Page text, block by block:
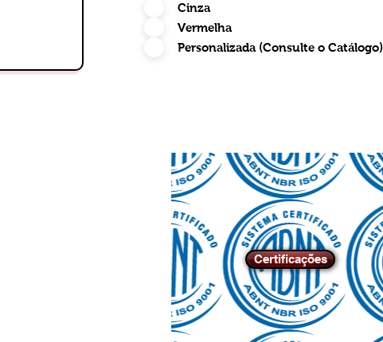
Cinza
Vermelha
Personalizada (Consulte o Catálogo)
Certificações